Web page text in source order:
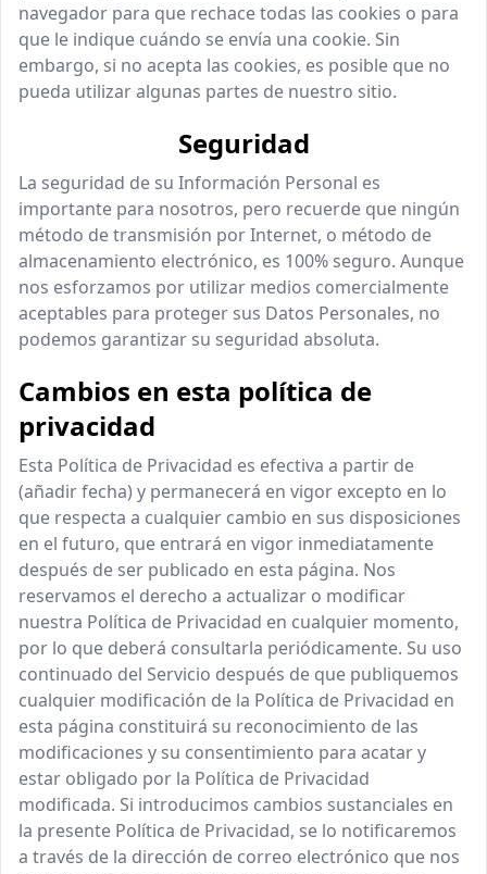
navegador para que rechace todas las cookies o para
que le indique cuándo se envía una cookie. Sin
embargo, si no acepta las cookies, es posible que no
pueda utilizar algunas partes de nuestro sitio.
Seguridad
La seguridad de su Información Personal es
importante para nosotros, pero recuerde que ningún
método de transmisión por Internet, o método de
almacenamiento electrónico, es 100% seguro. Aunque
nos esforzamos por utilizar medios comercialmente
aceptables para proteger sus Datos Personales, no
podemos garantizar su seguridad absoluta.
Cambios en esta política de
privacidad
Esta Política de Privacidad es efectiva a partir de
(añadir fecha) y permanecerá en vigor excepto en lo
que respecta a cualquier cambio en sus disposiciones
en el futuro, que entrará en vigor inmediatamente
después de ser publicado en esta página. Nos
reservamos el derecho a actualizar o modificar
nuestra Política de Privacidad en cualquier momento,
por lo que deberá consultarla periódicamente. Su uso
continuado del Servicio después de que publiquemos
cualquier modificación de la Política de Privacidad en
esta página constituirá su reconocimiento de las
modificaciones y su consentimiento para acatar y
estar obligado por la Política de Privacidad
modificada. Si introducimos cambios sustanciales en
la presente Política de Privacidad, se lo notificaremos
a través de la dirección de correo electrónico que nos